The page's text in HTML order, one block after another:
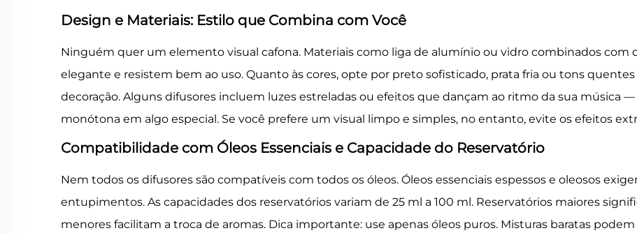
Design e Materiais: Estilo que Combina com Você
Ninguém quer um elemento visual cafona. Materiais como liga de alumínio ou vidro combinados com
elegante e resistem bem ao uso. Quanto às cores, opte por preto sofisticado, prata fria ou tons
decoração. Alguns difusores incluem luzes estreladas ou efeitos que dançam ao ritmo da sua música
monótona em algo especial. Se você prefere um visual limpo e simples, no entanto, evite os efeitos
Compatibilidade com Óleos Essenciais e Capacidade do Reservatório
Nem todos os difusores são compatíveis com todos os óleos. Óleos essenciais espessos e oleosos
entupimentos. As capacidades dos reservatórios variam de 25 ml a 100 ml. Reservatórios maiores
menores facilitam a troca de aromas. Dica importante: use apenas óleos puros. Misturas baratas